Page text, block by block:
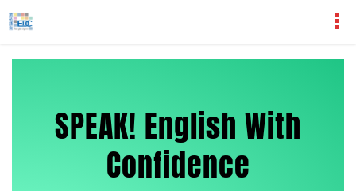
SPEAK! English With
Confidence